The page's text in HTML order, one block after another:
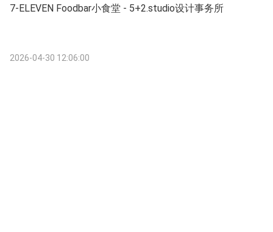
7-ELEVEN Foodbar小食堂 - 5+2.studio设计事务所
2026-04-30 12:06:00